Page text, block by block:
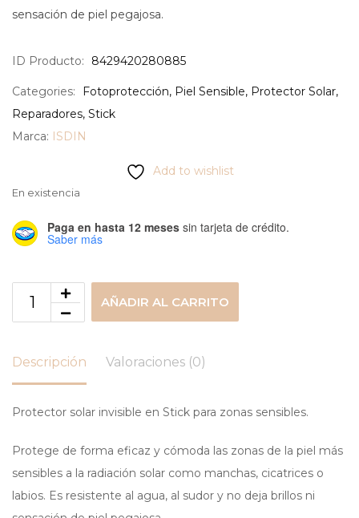
sensación de piel pegajosa.
ID Producto: 8429420280885
Categories: Fotoprotección, Piel Sensible, Protector Solar,
Reparadores, Stick
Marca: ISDIN
Add to wishlist
En existencia
Paga en hasta 12 meses sin tarjeta de crédito.
Saber más
AÑADIR AL CARRITO
Descripción Valoraciones (0)
Protector solar invisible en Stick para zonas sensibles.
Protege de forma eficaz y cómoda las zonas de la piel más
sensibles a la radiación solar como manchas, cicatrices o
labios. Es resistente al agua, al sudor y no deja brillos ni